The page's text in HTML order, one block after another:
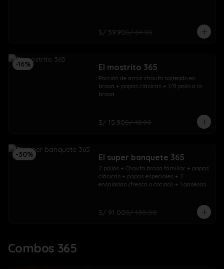
S/ 59.90S/ 64.90
-16% El mostrito 365
Porción de arroz chaufa salteado en
brasa + papas clásicas + 1/8 pollo a la
brasa.
S/ 15.90S/ 18.90
-30% El super banquete 365
2 pollos + Chaufa brasa familiar + papas
clásicas + papas especiales + 2
ensaladas (fresca o cocida) + 1 gaseosa
S/ 91.00S/ 130.00
Combos 365